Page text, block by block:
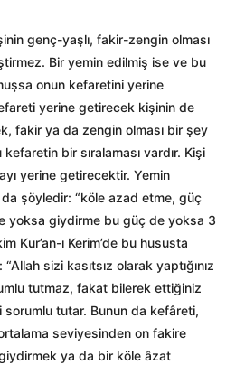
genç-yaşlı, fakir-zengin olması
Bir yemin edilmiş ise ve bu
onun kefaretini yerine
yerine getirecek kişinin de
fakir ya da zengin olması bir şey
bir sıralaması vardır. Kişi
yerine getirecektir. Yemin
şöyledir: “köle azad etme, güç
yoksa giydirme bu güç de yoksa 3
Kur’an-ı Kerim’de bu hususta
sizi kasıtsız olarak yaptığınız
tutmaz, fakat bilerek ettiğiniz
sorumlu tutar. Bunun da kefâreti,
seviyesinden on fakire
ya da bir köle âzat